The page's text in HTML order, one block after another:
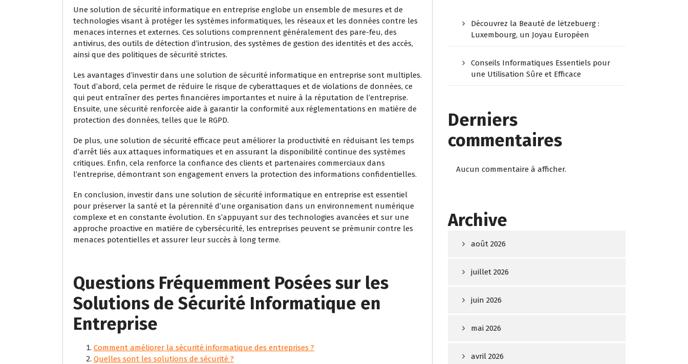
Une solution de sécurité informatique en entreprise englobe un ensemble de mesures et de
technologies visant à protéger les systèmes informatiques, les réseaux et les données contre les
menaces internes et externes. Ces solutions comprennent généralement des pare-feu, des
antivirus, des outils de détection d’intrusion, des systèmes de gestion des identités et des accès,
ainsi que des politiques de sécurité strictes.
Les avantages d’investir dans une solution de sécurité informatique en entreprise sont multiples.
Tout d’abord, cela permet de réduire le risque de cyberattaques et de violations de données, ce
qui peut entraîner des pertes financières importantes et nuire à la réputation de l’entreprise.
Ensuite, une sécurité renforcée aide à garantir la conformité aux réglementations en matière de
protection des données, telles que le RGPD.
De plus, une solution de sécurité efficace peut améliorer la productivité en réduisant les temps
d’arrêt liés aux attaques informatiques et en assurant la disponibilité continue des systèmes
critiques. Enfin, cela renforce la confiance des clients et partenaires commerciaux dans
l’entreprise, démontrant son engagement envers la protection des informations confidentielles.
En conclusion, investir dans une solution de sécurité informatique en entreprise est essentiel
pour préserver la santé et la pérennité d’une organisation dans un environnement numérique
complexe et en constante évolution. En s’appuyant sur des technologies avancées et sur une
approche proactive en matière de cybersécurité, les entreprises peuvent se prémunir contre les
menaces potentielles et assurer leur succès à long terme.
Questions Fréquemment Posées sur les
Solutions de Sécurité Informatique en
Entreprise
Comment améliorer la sécurité informatique des entreprises ?
Quelles sont les solutions de sécurité ?
Découvrez la Beauté de lëtzebuerg :
Luxembourg, un Joyau Européen
Conseils Informatiques Essentiels pour
une Utilisation Sûre et Efficace
Derniers
commentaires
Aucun commentaire à afficher.
Archive
août 2026
juillet 2026
juin 2026
mai 2026
avril 2026